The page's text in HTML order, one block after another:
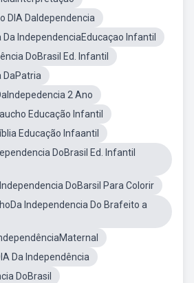
DIA DaIdependencia
IndependenciaEducaçao Infantil
DoBrasil Ed. Infantil
DaPatria
2 Ano
Educação Infantil
Educação Infaantil
DoBrasil Ed. Infantil
DoBarsil Para Colorir
Independencia Do Brafeito a
Da Independência
DoBrasil